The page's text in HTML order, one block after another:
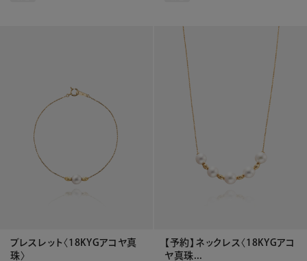
ブレスレット〈18KYGアコヤ真
珠〉
【予約】ネックレス〈18KYGアコ
ヤ真珠...